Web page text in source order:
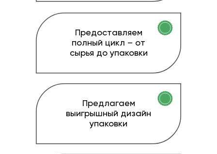
Предоставляем
полный цикл – от
сырья до упаковки
Предлагаем
выигрышный дизайн
упаковки